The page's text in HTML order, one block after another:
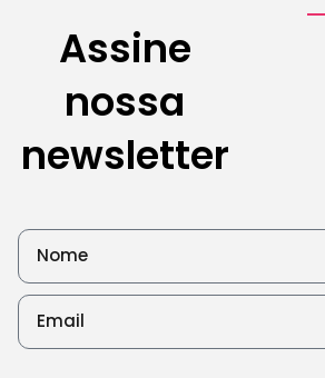
Leia mais
3 de agosto de
Assine
nossa
newsletter